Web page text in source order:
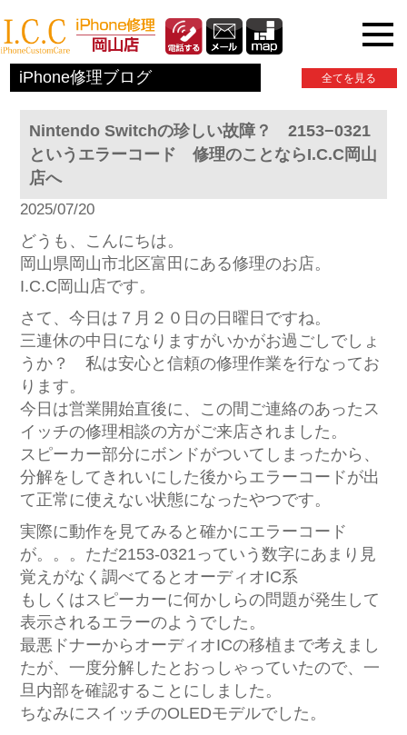
iPhone修理ブログ 全てを見る
Nintendo Switchの珍しい故障？ 2153−0321
というエラーコード 修理のことならI.C.C岡山
店へ
2025/07/20
どうも、こんにちは。
岡山県岡山市北区富田にある修理のお店。
I.C.C岡山店です。
さて、今日は７月２０日の日曜日ですね。
三連休の中日になりますがいかがお過ごしでしょ
うか？ 私は安心と信頼の修理作業を行なってお
ります。
今日は営業開始直後に、この間ご連絡のあったス
イッチの修理相談の方がご来店されました。
スピーカー部分にボンドがついてしまったから、
分解をしてきれいにした後からエラーコードが出
て正常に使えない状態になったやつです。
実際に動作を見てみると確かにエラーコード
が。。。ただ2153-0321っていう数字にあまり見
覚えがなく調べてるとオーディオIC系
もしくはスピーカーに何かしらの問題が発生して
表示されるエラーのようでした。
最悪ドナーからオーディオICの移植まで考えまし
たが、一度分解したとおっしゃっていたので、一
旦内部を確認することにしました。
ちなみにスイッチのOLEDモデルでした。